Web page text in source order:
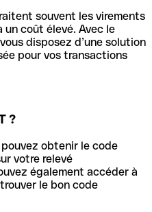
souvent les virements
coût élevé. Avec le
disposez d’une solution
pour vos transactions
?
obtenir le code
votre relevé
également accéder à
le bon code